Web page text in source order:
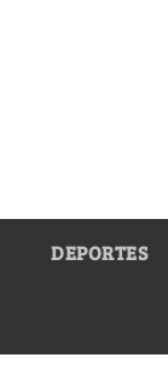
DEPORTES